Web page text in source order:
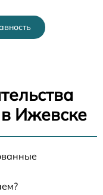
Ижевске